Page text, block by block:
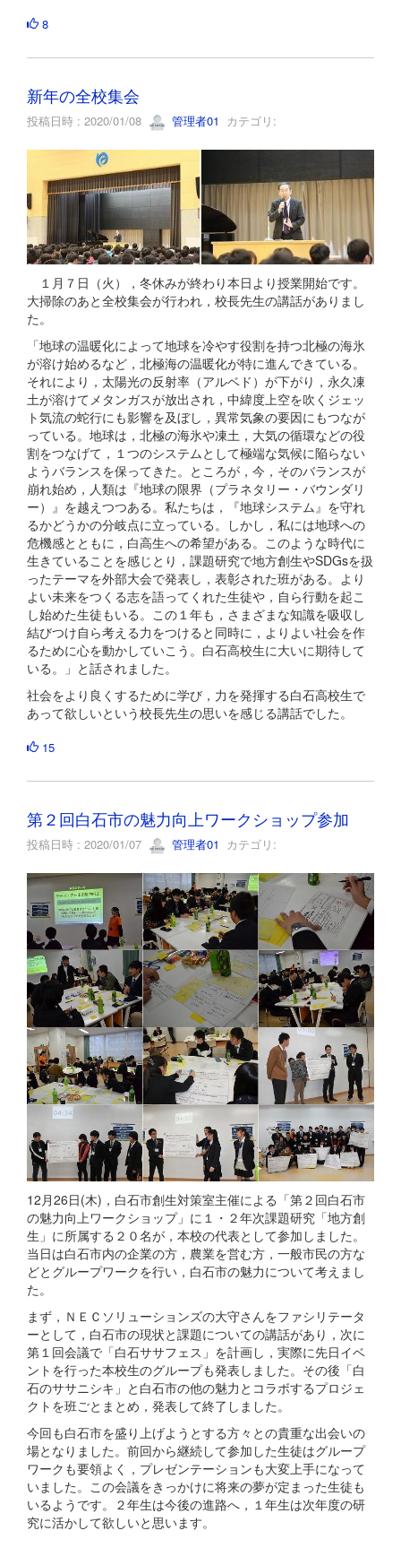
8
新年の全校集会
投稿日時 : 2020/01/08 管理者01 カテゴリ:
１月７日（火），冬休みが終わり本日より授業開始です。
大掃除のあと全校集会が行われ，校長先生の講話がありまし
た。
「地球の温暖化によって地球を冷やす役割を持つ北極の海氷
が溶け始めるなど，北極海の温暖化が特に進んできている。
それにより，太陽光の反射率（アルベド）が下がり，永久凍
土が溶けてメタンガスが放出され，中緯度上空を吹くジェッ
ト気流の蛇行にも影響を及ぼし，異常気象の要因にもつなが
っている。地球は，北極の海氷や凍土，大気の循環などの役
割をつなげて，１つのシステムとして極端な気候に陥らない
ようバランスを保ってきた。ところが，今，そのバランスが
崩れ始め，人類は『地球の限界（プラネタリー・バウンダリ
ー）』を越えつつある。私たちは，『地球システム』を守れ
るかどうかの分岐点に立っている。しかし，私には地球への
危機感とともに，白高生への希望がある。このような時代に
生きていることを感じとり，課題研究で地方創生やSDGsを扱
ったテーマを外部大会で発表し，表彰された班がある。より
よい未来をつくる志を語ってくれた生徒や，自ら行動を起こ
し始めた生徒もいる。この１年も，さまざまな知識を吸収し
結びつけ自ら考える力をつけると同時に，よりよい社会を作
るために心を動かしていこう。白石高校生に大いに期待して
いる。」と話されました。
社会をより良くするために学び，力を発揮する白石高校生で
あって欲しいという校長先生の思いを感じる講話でした。
15
第２回白石市の魅力向上ワークショップ参加
投稿日時 : 2020/01/07 管理者01 カテゴリ:
12月26日(木)，白石市創生対策室主催による「第２回白石市
の魅力向上ワークショップ」に１・２年次課題研究「地方創
生」に所属する２０名が，本校の代表として参加しました。
当日は白石市内の企業の方，農業を営む方，一般市民の方な
どとグループワークを行い，白石市の魅力について考えまし
た。
まず，ＮＥＣソリューションズの大守さんをファシリテータ
ーとして，白石市の現状と課題についての講話があり，次に
第１回会議で「白石ササフェス」を計画し，実際に先日イベ
ントを行った本校生のグループも発表しました。その後「白
石のササニシキ」と白石市の他の魅力とコラボするプロジェ
クトを班ごとまとめ，発表して終了しました。
今回も白石市を盛り上げようとする方々との貴重な出会いの
場となりました。前回から継続して参加した生徒はグループ
ワークも要領よく，プレゼンテーションも大変上手になって
いました。この会議をきっかけに将来の夢が定まった生徒も
いるようです。２年生は今後の進路へ，１年生は次年度の研
究に活かして欲しいと思います。